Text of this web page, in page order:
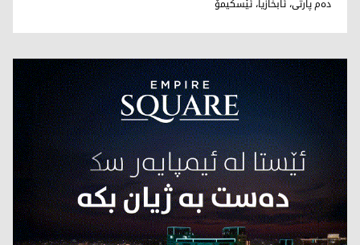
دەم پارتی، ئابخازیا، ئێسکیمۆ